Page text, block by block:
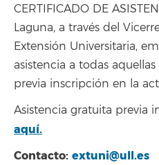
CERTIFICADO DE
Laguna, a través del
Extensión Universitaria,
asistencia a todas
previa inscripción en la
Asistencia gratuita previa
aquí.
Contacto: extuni@ull.es